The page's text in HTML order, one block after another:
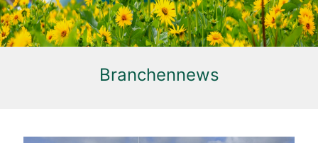
Branchennews